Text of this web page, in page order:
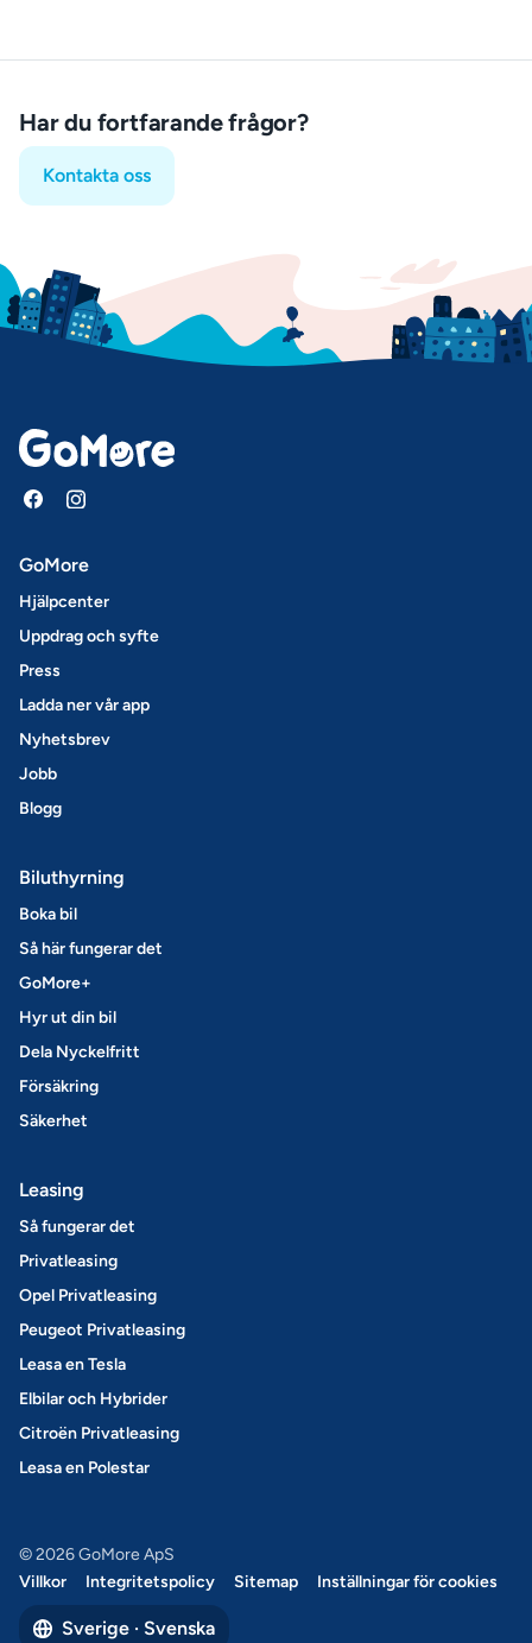
Har du fortfarande frågor?
Kontakta oss
GoMore
Hjälpcenter
Uppdrag och syfte
Press
Ladda ner vår app
Nyhetsbrev
Jobb
Blogg
Biluthyrning
Boka bil
Så här fungerar det
GoMore+
Hyr ut din bil
Dela Nyckelfritt
Försäkring
Säkerhet
Leasing
Så fungerar det
Privatleasing
Opel Privatleasing
Peugeot Privatleasing
Leasa en Tesla
Elbilar och Hybrider
Citroën Privatleasing
Leasa en Polestar
© 2026 GoMore ApS
Villkor
Integritetspolicy Sitemap Inställningar för cookies
Sverige · Svenska